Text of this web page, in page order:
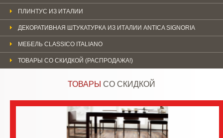
ПЛИНТУС ИЗ ИТАЛИИ
ДЕКОРАТИВНАЯ ШТУКАТУРКА ИЗ ИТАЛИИ ANTICA SIGNORIA
МЕБЕЛЬ CLASSICO ITALIANO
ТОВАРЫ СО СКИДКОЙ (РАСПРОДАЖА!)
ТОВАРЫ СО СКИДКОЙ